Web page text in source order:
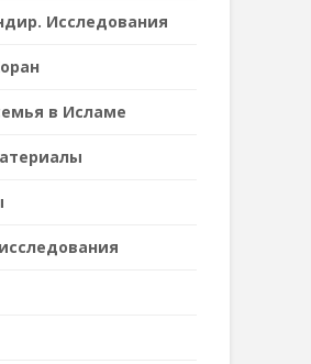
Исследования
в Исламе